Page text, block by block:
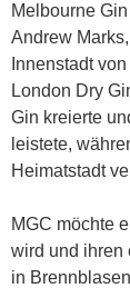
Melbourne
Andrew
Innenstadt
London Dry
Gin kreierte
leistete,
Heimatstadt
MGC möchte
wird und ihren
in